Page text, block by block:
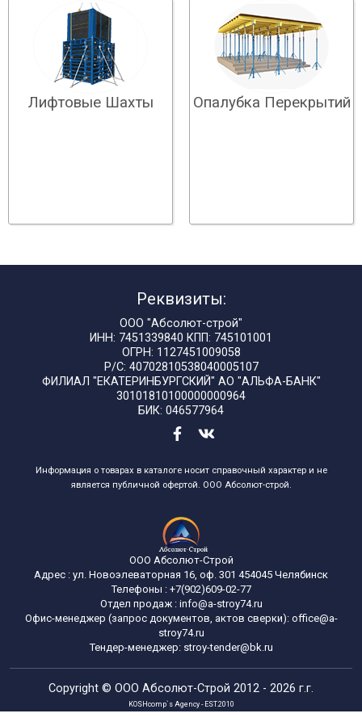
Лифтовые Шахты Опалубка Перекрытий
Реквизиты:
ООО "Абсолют-строй"
ИНН: 7451339840 КПП: 745101001
ОГРН: 1127451009058
Р/С: 40702810538040005107
ФИЛИАЛ "ЕКАТЕРИНБУРГСКИЙ" АО "АЛЬФА-БАНК"
30101810100000000964
БИК: 046577964
Информация о товарах в каталоге носит справочный характер и не
является публичной офертой. ООО Абсолют-строй.
ООО Абсолют-Строй
Адрес : ул. Новоэлеваторная 16, оф. 301 454045 Челябинск
Телефоны :+7(902)609-02-77
Отдел продаж : info@a-stroy74.ru
Офис-менеджер (запрос документов, актов сверки): office@a-
stroy74.ru
Тендер-менеджер: stroy-tender@bk.ru
Copyright © ООО Абсолют-Строй 2012 - 2026 г.г.
KOSHcomp`s Agency - EST.2010